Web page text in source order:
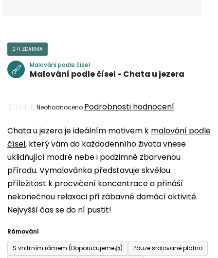
Chata u jezera je ideálním motivem k malování podle
čísel, který vám do každodenního života vnese
uklidňující modré nebe i podzimně zbarvenou
přírodu. Vymalovánka představuje skvělou
příležitost k procvičení koncentrace a přináší
nekonečnou relaxaci při zábavné domácí aktivitě.
Nejvyšší čas se do ní pustit!
Rámování
S vnitřním rámem (Doporučujeme👍)
Pouze srolované plátno
2+1 ZDARMA
Malování podle čísel
Malování podle čísel - Chata u jezera
Průměrné
produktu
je
0,0
z
5
hvězdiček.
Neohodnoceno Podrobnosti hodnocení